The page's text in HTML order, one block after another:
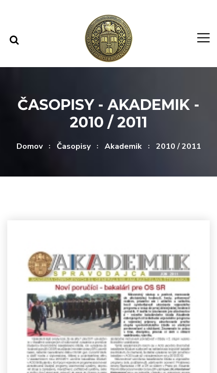
ČASOPISY - AKADEMIK -
2010 / 2011
Domov Časopisy Akademik 2010 / 2011